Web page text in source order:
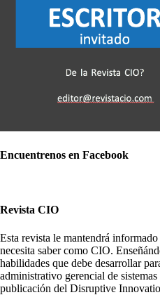
Encuentrenos en Facebook
Revista CIO
Esta revista le mantendrá
necesita saber como CIO.
habilidades que debe desarrollar
administrativo gerencial de
publicación del Disruptive